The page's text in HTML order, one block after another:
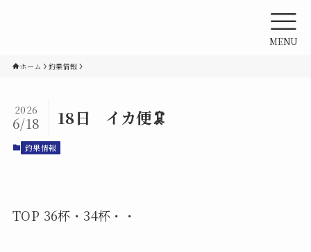
MENU
ホーム 釣果情報
18日 イカ便🦑
2026
6/18
釣果情報
TOP 36杯・34杯・・